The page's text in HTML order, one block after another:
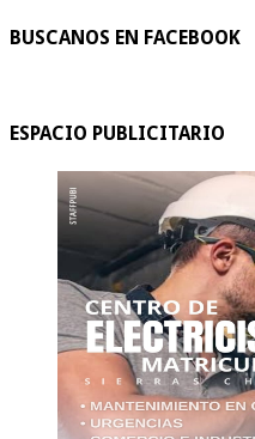
BUSCANOS EN FACEBOOK
ESPACIO PUBLICITARIO